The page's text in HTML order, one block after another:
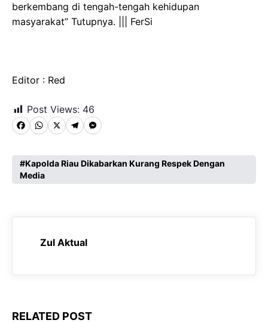
berkembang di tengah-tengah kehidupan
masyarakat” Tutupnya. ||| FerSi
Editor : Red
Post Views: 46
F
c
e
o
W
a
t
A
p
X T
l
e
r
a
M
s
s
n
r
Kapolda Riau Dikabarkan Kurang Respek Dengan
Media
Zul Aktual
RELATED POST